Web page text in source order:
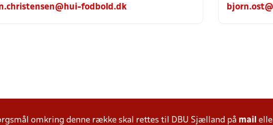
fodbold.dk
omkring denne række skal rettes til DBU Sjælland på mail